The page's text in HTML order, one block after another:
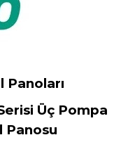
Üç Pompa
Panosu